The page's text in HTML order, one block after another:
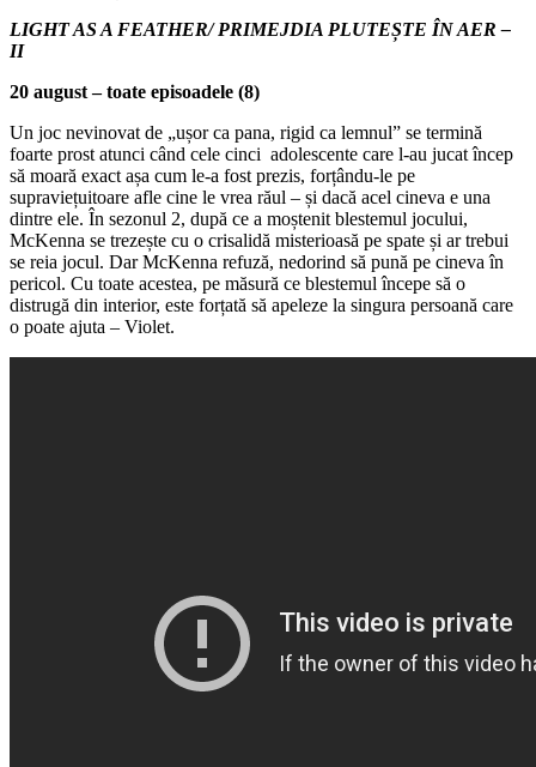
LIGHT AS A FEATHER/ PRIMEJDIA PLUTEȘTE ÎN AER –
II
20 august – toate episoadele (8)
Un joc nevinovat de „ușor ca pana, rigid ca lemnul” se termină
foarte prost atunci când cele cinci adolescente care l-au jucat încep
să moară exact așa cum le-a fost prezis, forțându-le pe
supraviețuitoare afle cine le vrea răul – și dacă acel cineva e una
dintre ele. În sezonul 2, după ce a moștenit blestemul jocului,
McKenna se trezește cu o crisalidă misterioasă pe spate și ar trebui
se reia jocul. Dar McKenna refuză, nedorind să pună pe cineva în
pericol. Cu toate acestea, pe măsură ce blestemul începe să o
distrugă din interior, este forțată să apeleze la singura persoană care
o poate ajuta – Violet.